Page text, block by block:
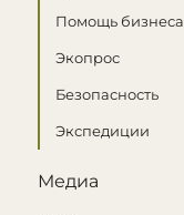
Помощь бизнеса
Экопрос
Безопасность
Экспедиции
Медиа